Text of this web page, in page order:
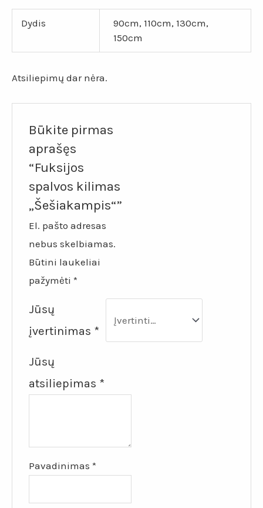
Dydis
90cm, 110cm, 130cm,
150cm
Atsiliepimų dar nėra.
Būkite pirmas
aprašęs
“Fuksijos
spalvos kilimas
„Šešiakampis“”
El. pašto adresas
nebus skelbiamas.
Būtini laukeliai
pažymėti*
Jūsų
įvertinimas *
Jūsų
atsiliepimas *
Pavadinimas*